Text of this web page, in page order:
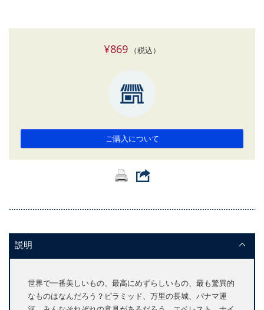
¥869 （税込）
ご購入について
説明
世界で一番美しいもの、最高にめずらしいもの、最も驚異的
なものはなんだろう？ピラミッド、万里の長城、パナマ運